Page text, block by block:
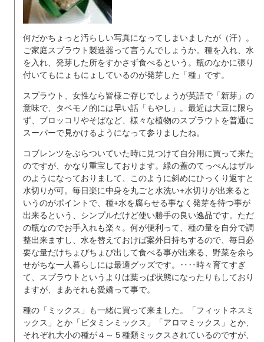
何だかちょっと汚らしい写真になってしまいましたが（汗）。
ご家庭スプラウト製造器って言うんでしょうか。種を入れ、水
を入れ、発芽した所をすかさず食べるという。瓶のなかに張り
付いてもにょもにょしているのが発芽した「種」です。
スプラウト、女性なら皆様ご存じでしょうが英語で「新芽」の
意味で、タベモノ的には早い話「もやし」。最近は大豆に限ら
ず、ブロッコリやそばなど、様々な植物のスプラウトを普通に
スーパーで見かけるようになって参りましたね。
コブレンツをぶらついていた時に見つけて自分用に買って来た
のですが、かなり重宝しております。緑の蓋のてっぺんはザル
のようになっておりまして、このように斜めにひっくり返すと
水切りが可。毎日楽に中身を丸ごと水洗い+水切りが出来ると
いうのがポイントで、種+水を腐らせる事なく発芽を待つ事が
出来るという、シンプルだけど使い勝手の良い逸品です。ただ
の瓶なのでお手入れも楽々。何が便利って、種の量を自分で調
整出来ますし、水を替えておけば案外日持ちするので、毎日必
要な量だけちょびちょび出して食べる事が出来る、野菜を余ら
せがちな一人暮らしには最適グッズです。‥‥時々育てすぎ
て、スプラウトというよりは葉っぱ状態になったりもしており
ますが、まあそれも愛嬌って事で。
種の「ミックス」も一緒に買って来ました。「フィットネスミ
ックス」とか「ビタミンミックス」「アロマミックス」とか、
それぞれ大小の種が４～５種類ミックスされているのですが、